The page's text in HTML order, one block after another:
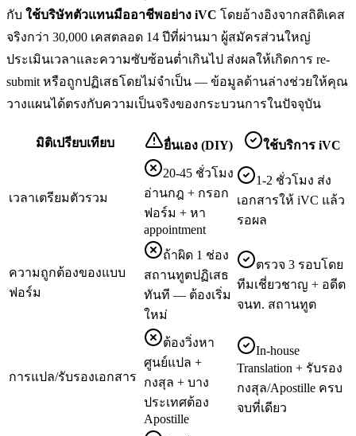
กับ ใช้บริษัทตัวแทนมืออาชีพอย่าง iVC โดยอ้างอิงจากสถิติเคส
จริงกว่า 30,000 เคสตลอด 14 ปีที่ผ่านมา ผู้สมัครส่วนใหญ่
ประเมินเวลาและความซับซ้อนต่ำเกินไป ส่งผลให้เกิดการ re-
submit หรือถูกปฏิเสธโดยไม่จำเป็น — ข้อมูลด้านล่างช่วยให้คุณ
วางแผนได้ตรงกับความเป็นจริงของกระบวนการในปัจจุบัน
มิติเปรียบเทียบ ยื่นเอง (DIY) ใช้บริการ iVC
เวลาเตรียมตัวรวม
20-45 ชั่วโมง
อ่านกฎ + กรอก
ฟอร์ม + หา
appointment
1-2 ชั่วโมง ส่ง
เอกสารให้ iVC แล้ว
รอผล
ความถูกต้องของแบบ
ฟอร์ม
ถ้าผิด 1 ช่อง
สถานทูตปฏิเสธ
ทันที — ต้องเริ่ม
ใหม่
ตรวจ 3 รอบโดย
ทีมเชี่ยวชาญ + อดีต
จนท. สถานทูต
การแปล/รับรองเอกสาร
ต้องวิ่งหา
ศูนย์แปล +
กงสุล + บาง
ประเทศต้อง
Apostille
In-house
Translation + รับรอง
กงสุล/Apostille ครบ
จบที่เดียว